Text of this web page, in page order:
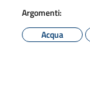
Argomenti:
Acqua